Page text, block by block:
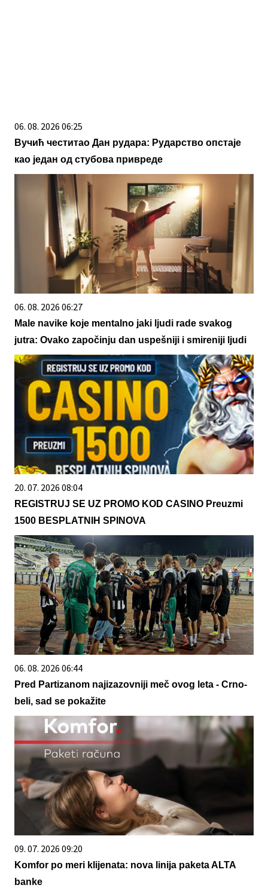
06. 08. 2026 06:25
Вучић честитао Дан рудара: Рударство опстаје
као један од стубова привреде
06. 08. 2026 06:27
Male navike koje mentalno jaki ljudi rade svakog
jutra: Ovako započinju dan uspešniji i smireniji ljudi
20. 07. 2026 08:04
REGISTRUJ SE UZ PROMO KOD CASINO Preuzmi
1500 BESPLATNIH SPINOVA
06. 08. 2026 06:44
Pred Partizanom najizazovniji meč ovog leta - Crno-
beli, sad se pokažite
09. 07. 2026 09:20
Komfor po meri klijenata: nova linija paketa ALTA
banke